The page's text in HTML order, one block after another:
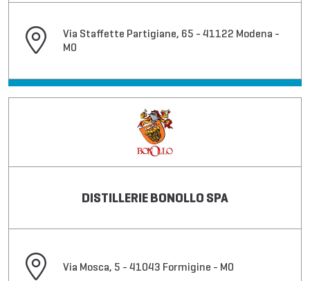
Via Staffette Partigiane, 65 - 41122 Modena -
MO
DISTILLERIE BONOLLO SPA
Via Mosca, 5 - 41043 Formigine - MO